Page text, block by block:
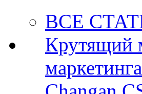
ВСЕ
Крутящий
маркетинга